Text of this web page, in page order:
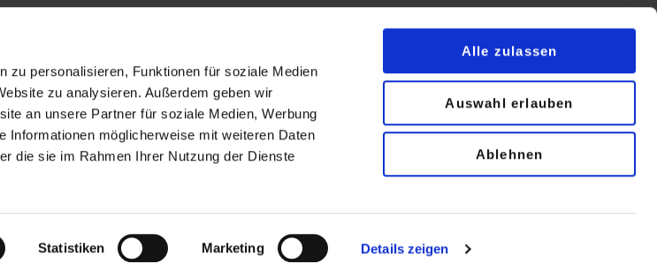
zu personalisieren, Funktionen für soziale Medien
zu analysieren. Außerdem geben wir
an unsere Partner für soziale Medien, Werbung
Informationen möglicherweise mit weiteren Daten
die sie im Rahmen Ihrer Nutzung der Dienste
Statistiken Marketing Details zeigen
Alle zulassen
Auswahl erlauben
Ablehnen
Datenschutz
Sitemap
Alle Partner
Partner werden
Partner-Login
© 2026 SAINT-GOBAIN GLASS CSP